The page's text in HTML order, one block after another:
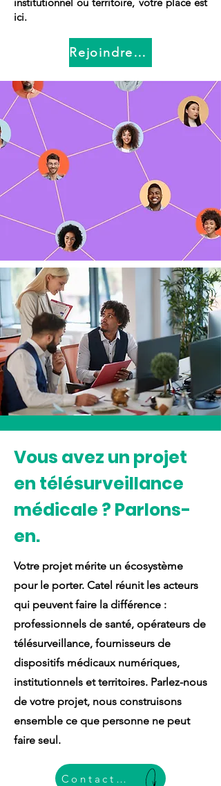
ici.
Rejoindre le Réseau
Vous avez un projet
en télésurveillance
médicale ? Parlons-
en.
Votre projet mérite un écosystème
pour le porter. Catel réunit les acteurs
qui peuvent faire la différence :
professionnels de santé, opérateurs de
télésurveillance, fournisseurs de
dispositifs médicaux numériques,
institutionnels et territoires. Parlez-nous
de votre projet, nous construisons
ensemble ce que personne ne peut
faire seul.
Contactez-nous ci-